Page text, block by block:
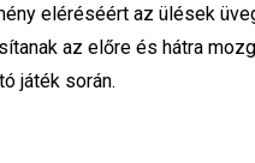
eléréséért az ülések
az előre és hátra
játék során.